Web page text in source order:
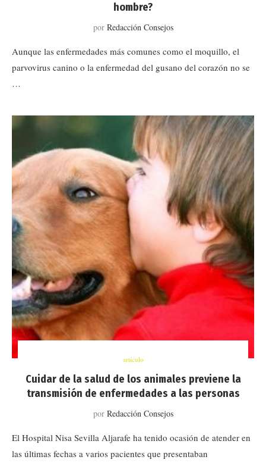
hombre?
por Redacción Consejos
Aunque las enfermedades más comunes como el moquillo, el
parvovirus canino o la enfermedad del gusano del corazón no se
…
artículo
Cuidar de la salud de los animales previene la
transmisión de enfermedades a las personas
por Redacción Consejos
El Hospital Nisa Sevilla Aljarafe ha tenido ocasión de atender en
las últimas fechas a varios pacientes que presentaban